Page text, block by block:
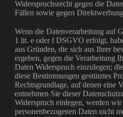
Widerspruchsrecht gegen die
Fällen sowie gegen
Wenn die Datenverarbeitung auf
1 lit. e oder f DSGVO erfolgt,
aus Gründen, die sich aus Ihrer
ergeben, gegen die Verarbeitung
Daten Widerspruch einzulegen;
diese Bestimmungen gestütztes
Rechtsgrundlage, auf denen eine
entnehmen Sie dieser
Widerspruch einlegen, werden
personenbezogenen Daten nicht